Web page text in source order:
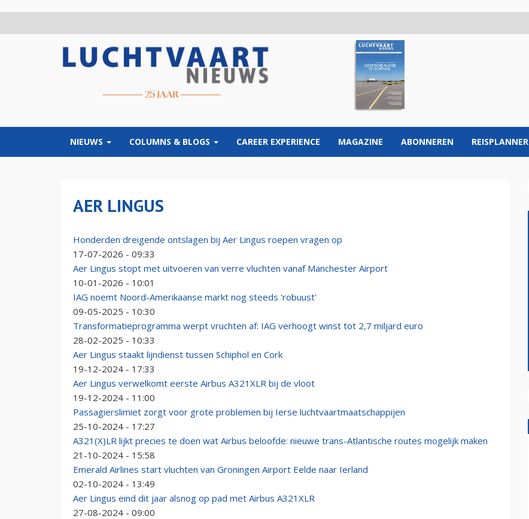
NIEUWS COLUMNS & BLOGS CAREER EXPERIENCE MAGAZINE ABONNEREN REISPLANNER
AER LINGUS
Honderden dreigende ontslagen bij Aer Lingus roepen vragen op
17-07-2026 - 09:33
Aer Lingus stopt met uitvoeren van verre vluchten vanaf Manchester Airport
10-01-2026 - 10:01
IAG noemt Noord-Amerikaanse markt nog steeds 'robuust'
09-05-2025 - 10:30
Transformatieprogramma werpt vruchten af: IAG verhoogt winst tot 2,7 miljard euro
28-02-2025 - 10:33
Aer Lingus staakt lijndienst tussen Schiphol en Cork
19-12-2024 - 17:33
Aer Lingus verwelkomt eerste Airbus A321XLR bij de vloot
19-12-2024 - 11:00
Passagierslimiet zorgt voor grote problemen bij Ierse luchtvaartmaatschappijen
25-10-2024 - 17:27
A321(X)LR lijkt precies te doen wat Airbus beloofde: nieuwe trans-Atlantische routes mogelijk maken
21-10-2024 - 15:58
Emerald Airlines start vluchten van Groningen Airport Eelde naar Ierland
02-10-2024 - 13:49
Aer Lingus eind dit jaar alsnog op pad met Airbus A321XLR
27-08-2024 - 09:00